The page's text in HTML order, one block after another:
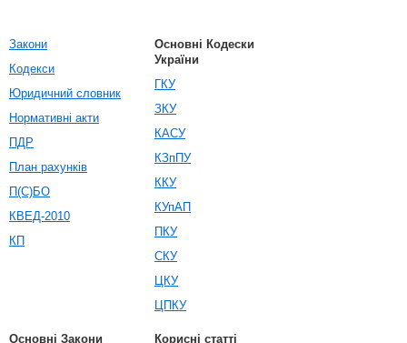
Закони
Кодекси
Юридичний словник
Нормативні акти
ПДР
План рахунків
П(С)БО
КВЕД-2010
КП
Основні Кодески
України
ГКУ
ЗКУ
КАСУ
КЗпПУ
ККУ
КУпАП
ПКУ
СКУ
ЦКУ
ЦПКУ
Основні Закони
Корисні статті